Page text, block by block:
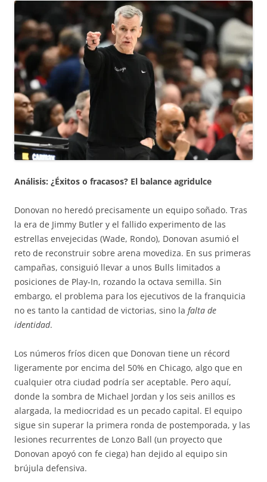
Análisis: ¿Éxitos o fracasos? El balance agridulce
Donovan no heredó precisamente un equipo soñado. Tras
la era de Jimmy Butler y el fallido experimento de las
estrellas envejecidas (Wade, Rondo), Donovan asumió el
reto de reconstruir sobre arena movediza. En sus primeras
campañas, consiguió llevar a unos Bulls limitados a
posiciones de Play-In, rozando la octava semilla. Sin
embargo, el problema para los ejecutivos de la franquicia
no es tanto la cantidad de victorias, sino la falta de
identidad.
Los números fríos dicen que Donovan tiene un récord
ligeramente por encima del 50% en Chicago, algo que en
cualquier otra ciudad podría ser aceptable. Pero aquí,
donde la sombra de Michael Jordan y los seis anillos es
alargada, la mediocridad es un pecado capital. El equipo
sigue sin superar la primera ronda de postemporada, y las
lesiones recurrentes de Lonzo Ball (un proyecto que
Donovan apoyó con fe ciega) han dejido al equipo sin
brújula defensiva.